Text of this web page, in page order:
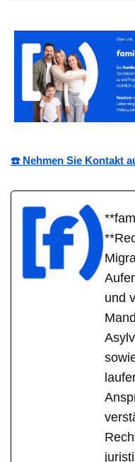
☎️ Nehmen Sie Kontakt
und